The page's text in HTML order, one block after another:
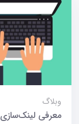
وبلاگ
معرفی